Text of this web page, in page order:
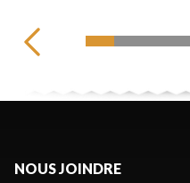
NOUS JOINDRE